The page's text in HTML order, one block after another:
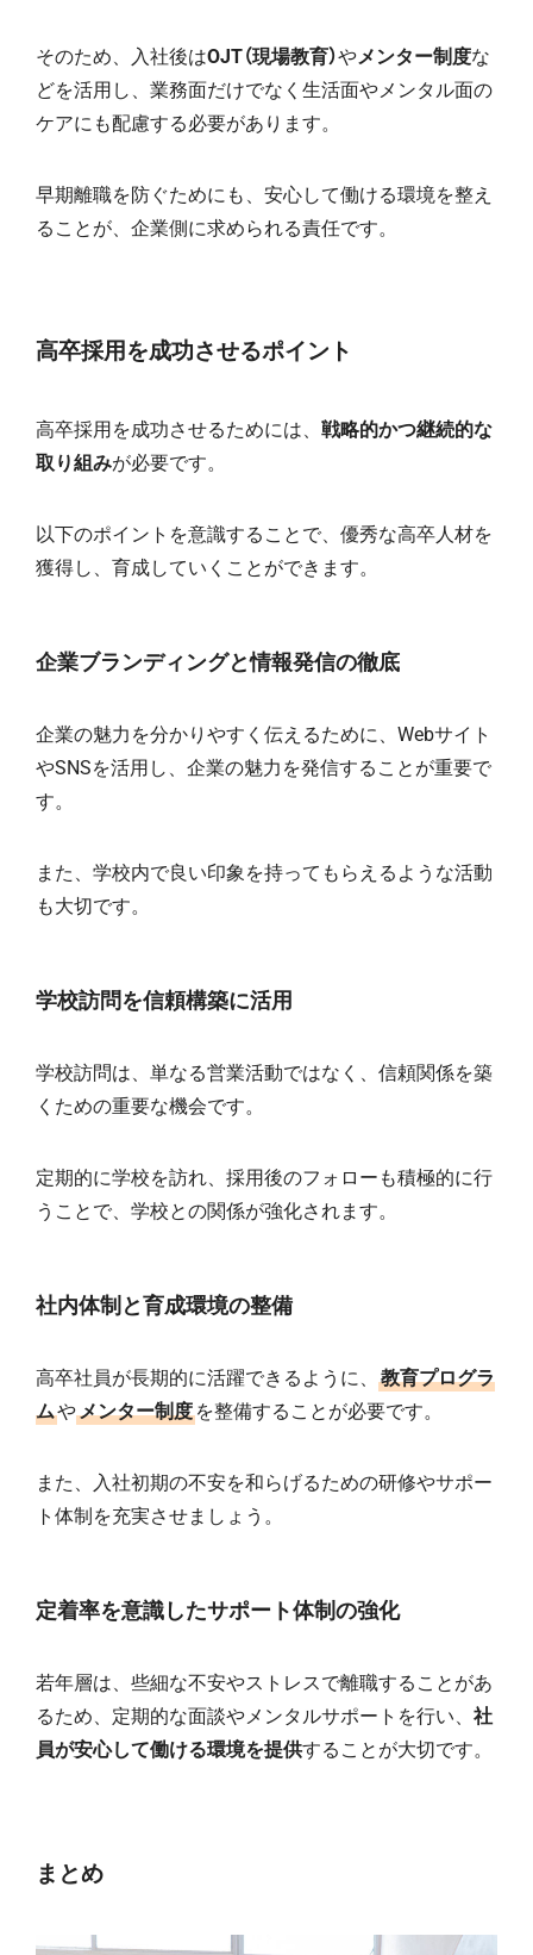
そのため、入社後はOJT（現場教育）やメンター制度な
どを活用し、業務面だけでなく生活面やメンタル面の
ケアにも配慮する必要があります。
早期離職を防ぐためにも、安心して働ける環境を整え
ることが、企業側に求められる責任です。
高卒採用を成功させるポイント
高卒採用を成功させるためには、 戦略的かつ継続的な
取り組みが必要です。
以下のポイントを意識することで、優秀な高卒人材を
獲得し、育成していくことができます。
企業ブランディングと情報発信の徹底
企業の魅力を分かりやすく伝えるために、Webサイト
やSNSを活用し、企業の魅力を発信することが重要で
す。
また、学校内で良い印象を持ってもらえるような活動
も大切です。
学校訪問を信頼構築に活用
学校訪問は、単なる営業活動ではなく、信頼関係を築
くための重要な機会です。
定期的に学校を訪れ、採用後のフォローも積極的に行
うことで、学校との関係が強化されます。
社内体制と育成環境の整備
高卒社員が長期的に活躍できるように、
教育プログラ
ムやメンター制度 を整備することが必要です。
また、入社初期の不安を和らげるための研修やサポー
ト体制を充実させましょう。
定着率を意識したサポート体制の強化
若年層は、些細な不安やストレスで離職することがあ
るため、定期的な面談やメンタルサポートを行い、 社
員が安心して働ける環境を提供することが大切です。
まとめ